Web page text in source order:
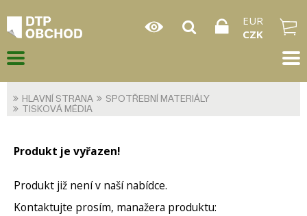
EUR
CZK
HLAVNÍ STRANA
SPOTŘEBNÍ MATERIÁLY
TISKOVÁ MÉDIA
Produkt je vyřazen!
Produkt již není v naší nabídce.
Kontaktujte prosím, manažera produktu: